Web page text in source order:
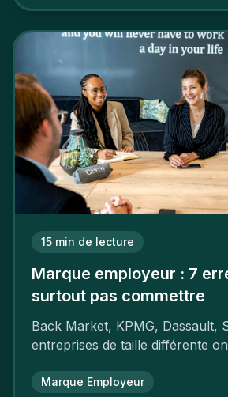
15 min de lecture
Marque employeur : 7
surtout pas commettre
Back Market, KPMG, Dassault,
entreprises de taille différente
attractivité et une fidélisation à
Marque Employeur